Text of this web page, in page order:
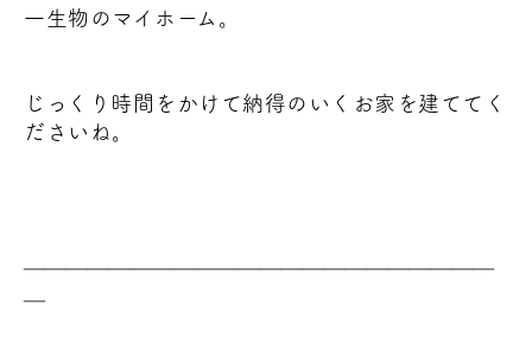
一生物のマイホーム。
じっくり時間をかけて納得のいくお家を建ててく
ださいね。